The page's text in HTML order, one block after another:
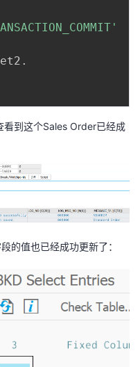
.
到这个Sales Order已经成
的值也已经成功更新了：